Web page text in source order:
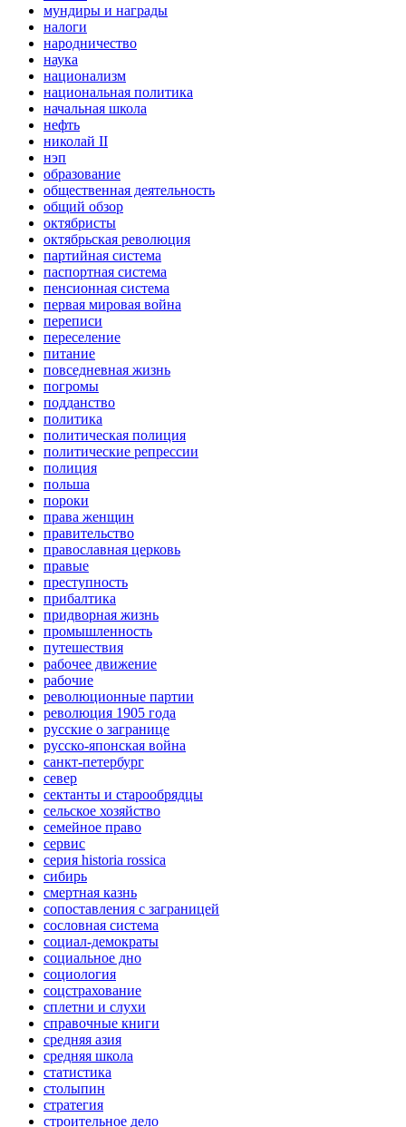
мундиры и награды
налоги
народничество
наука
национализм
национальная политика
начальная школа
нефть
николай II
нэп
образование
общественная деятельность
общий обзор
октябристы
октябрьская революция
партийная система
паспортная система
пенсионная система
первая мировая война
переписи
переселение
питание
повседневная жизнь
погромы
подданство
политика
политическая полиция
политические репрессии
полиция
польша
пороки
права женщин
правительство
православная церковь
правые
преступность
прибалтика
придворная жизнь
промышленность
путешествия
рабочее движение
рабочие
революционные партии
революция 1905 года
русские о загранице
русско-японская война
санкт-петербург
север
сектанты и старообрядцы
сельское хозяйство
семейное право
сервис
серия historia rossica
сибирь
смертная казнь
сопоставления с заграницей
сословная система
социал-демократы
социальное дно
социология
соцстрахование
сплетни и слухи
справочные книги
средняя азия
средняя школа
статистика
столыпин
стратегия
строительное дело